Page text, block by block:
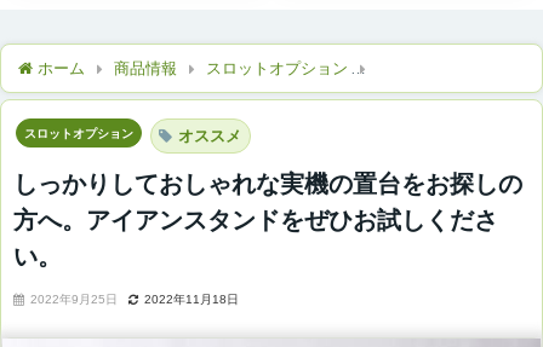
ホーム 商品情報 スロットオプション
スロットオプション オススメ
しっかりしておしゃれな実機の置台をお探しの
方へ。アイアンスタンドをぜひお試しくださ
い。
2022年9月25日 2022年11月18日